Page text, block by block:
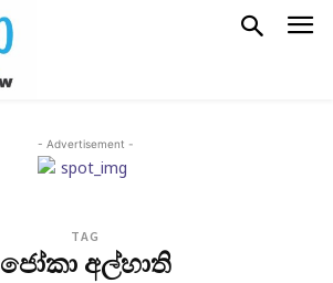
- Advertisement -
TAG
ජෝකා අල්හාති